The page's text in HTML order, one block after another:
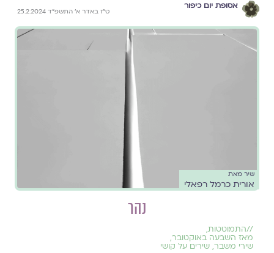
אסופת יום כיפור
ט״ז באדר א׳ התשפ״ד 25.2.2024
שיר מאת
אורית כרמל רפאלי
נהר
//התמוטטות,
מאז השבעה באוקטובר,
שירי משבר, שירים על קושי